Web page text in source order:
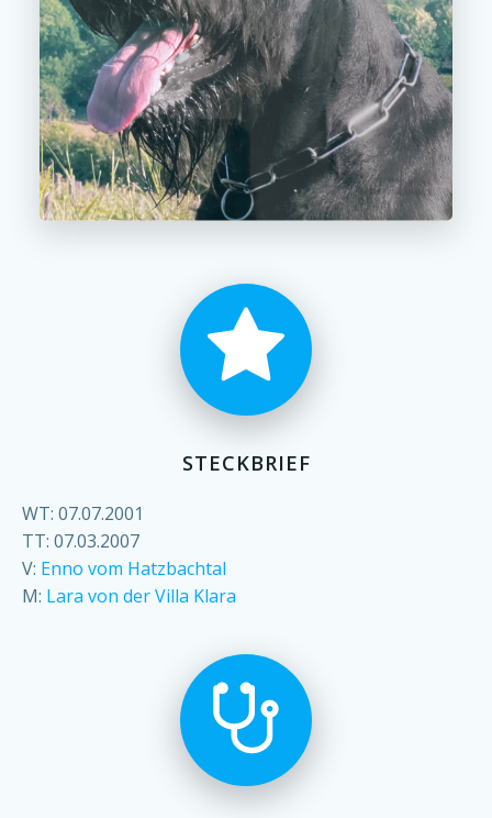
STECKBRIEF
WT: 07.07.2001
TT: 07.03.2007
V: Enno vom Hatzbachtal
M: Lara von der Villa Klara